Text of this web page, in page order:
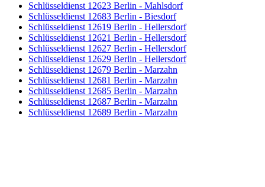
Schlüsseldienst 12623 Berlin - Mahlsdorf
Schlüsseldienst 12683 Berlin - Biesdorf
Schlüsseldienst 12619 Berlin - Hellersdorf
Schlüsseldienst 12621 Berlin - Hellersdorf
Schlüsseldienst 12627 Berlin - Hellersdorf
Schlüsseldienst 12629 Berlin - Hellersdorf
Schlüsseldienst 12679 Berlin - Marzahn
Schlüsseldienst 12681 Berlin - Marzahn
Schlüsseldienst 12685 Berlin - Marzahn
Schlüsseldienst 12687 Berlin - Marzahn
Schlüsseldienst 12689 Berlin - Marzahn